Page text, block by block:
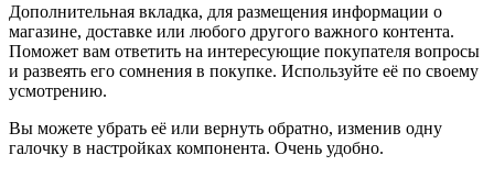
Дополнительная вкладка, для размещения информации о
магазине, доставке или любого другого важного контента.
Поможет вам ответить на интересующие покупателя вопросы
и развеять его сомнения в покупке. Используйте её по своему
усмотрению.
Вы можете убрать её или вернуть обратно, изменив одну
галочку в настройках компонента. Очень удобно.